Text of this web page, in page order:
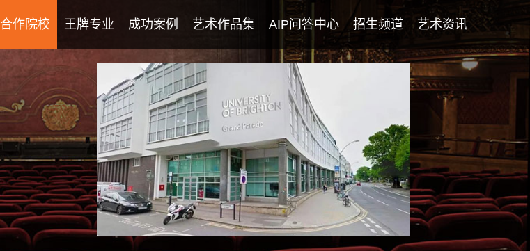
学校教师团队
专业团队
英语团队
国际导师团队
合作院校 王牌专业 成功案例
优秀学生作品
艺术作品集 AIP问答中心 招生频道 艺术资讯